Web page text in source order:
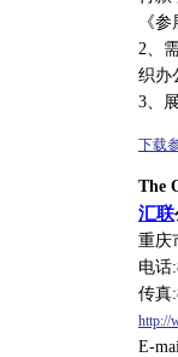
《
2、
织办
3、
下载
The
汇联
重庆
电话
传真
http://
E-